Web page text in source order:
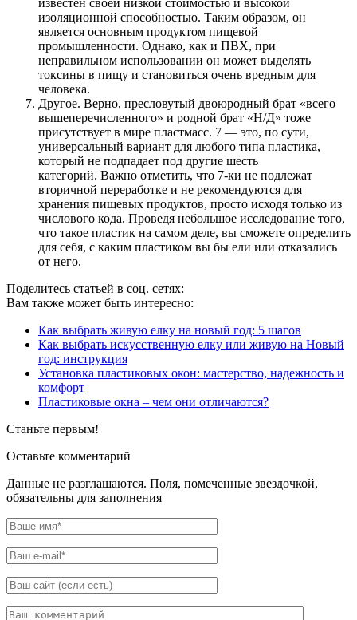
изоляционной способностью. Таким образом, он
является основным продуктом пищевой
промышленности. Однако, как и ПВХ, при
неправильном использовании он может выделять
токсины в пищу и становиться очень вредным для
человека.
Другое. Верно, пресловутый двоюродный брат «всего
вышеперечисленного» и родной брат «Н/Д» тоже
присутствует в мире пластмасс. 7 — это, по сути,
универсальный вариант для любого типа пластика,
который не подпадает под другие шесть
категорий. Важно отметить, что 7-ки не подлежат
вторичной переработке и не рекомендуются для
хранения пищевых продуктов, просто исходя только из
числового кода. Проведя небольшое исследование того,
что такое пластик на самом деле, вы сможете определить
для себя, с каким пластиком вы бы ели или отказались
от него.
Поделитесь статьей в соц. сетях:
Вам также может быть интересно:
Как выбрать живую елку на новый год: 5 шагов
Как выбрать искусственную елку или живую на Новый
год: инструкция
Установка пластиковых окон: мастерство, надежность и
комфорт
Пластиковые окна – чем они отличаются?
Станьте первым!
Оставьте комментарий
Данные не разглашаются. Поля, помеченные звездочкой,
обязательны для заполнения